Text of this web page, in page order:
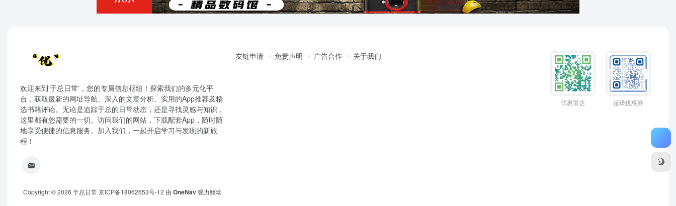
欢迎来到'于总日常'，您的专属信息枢纽！探索我们的多元化平
台，获取最新的网址导航、深入的文章分析、实用的App推荐及精
选书籍评论。无论是追踪于总的日常动态，还是寻找灵感与知识，
这里都有您需要的一切。访问我们的网站，下载配套App，随时随
地享受便捷的信息服务。加入我们，一起开启学习与发现的新旅
程！
友链申请 免责声明 广告合作 关于我们
优惠雷达 超级优惠券
Copyright © 2026 于总日常 京ICP备18062653号-12 由 OneNav强力驱动